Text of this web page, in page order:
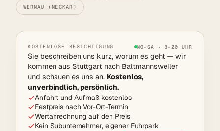
WERNAU (NECKAR)
KOSTENLOSE BESICHTIGUNG MO–SA · 8–20 UHR
Sie beschreiben uns kurz, worum es geht — wir
kommen aus Stuttgart nach Baltmannsweiler
und schauen es uns an. Kostenlos,
unverbindlich, persönlich.
Anfahrt und Aufmaß kostenlos
Festpreis nach Vor-Ort-Termin
Wertanrechnung auf den Preis
Kein Subunternehmer, eigener Fuhrpark